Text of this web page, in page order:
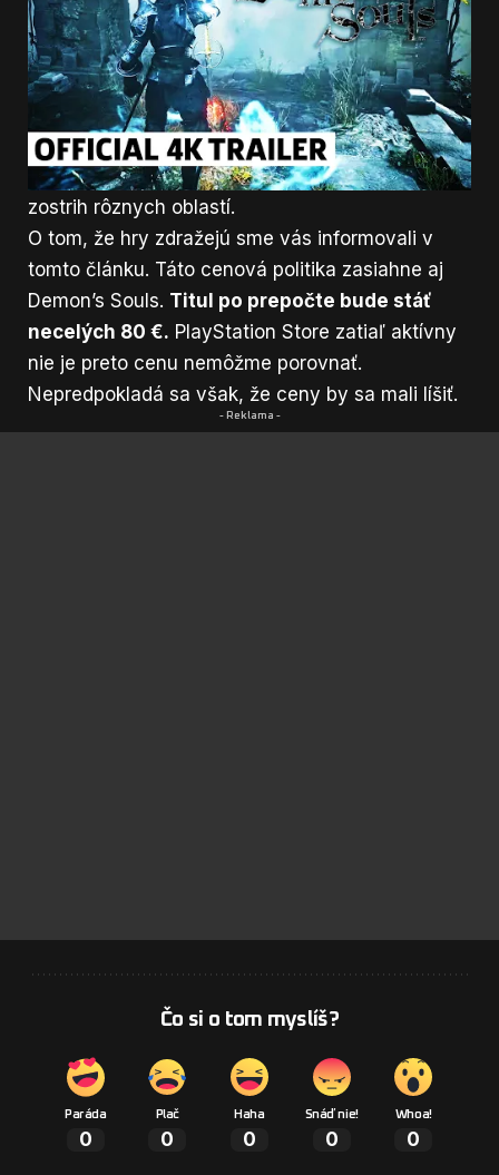
s podrobnejšími vizuálnymi prvkami a k tomu
všetkému v 4K s doprovodom 60 snímkov za
sekundu (FPS).Vidíme, ako hráč dobíja
nepriateľov v danej lokácii a potom končí u šéfa
démonov Vanguard. Rovnako ako v pôvodnom
titule je nevyhnutná vaša smrť. Potom nasleduje
zostrih rôznych oblastí.
O tom, že hry zdražejú sme vás informovali v
tomto článku. Táto cenová politika zasiahne aj
Demon’s Souls. Titul po prepočte bude stáť
necelých 80 €. PlayStation Store zatiaľ aktívny
nie je preto cenu nemôžme porovnať.
Nepredpokladá sa však, že ceny by sa mali líšiť.
- Reklama -
Čo si o tom myslíš?
Paráda
0
Plač
0
Haha
0
Snáď nie!
0
Whoa!
0